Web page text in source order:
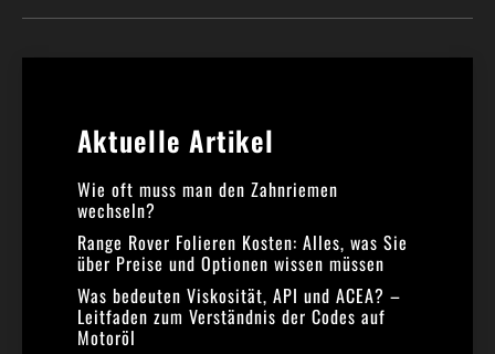
Aktuelle Artikel​
Wie oft muss man den Zahnriemen
wechseln?
Range Rover Folieren Kosten: Alles, was Sie
über Preise und Optionen wissen müssen
Was bedeuten Viskosität, API und ACEA? –
Leitfaden zum Verständnis der Codes auf
Motoröl